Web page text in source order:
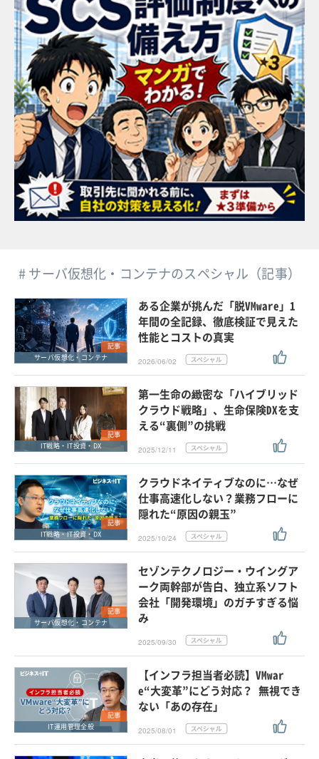
# サーバ仮想化・コンテナのスペシャル（記事）
記事
サーバ仮想化・コンテナ
ある企業が挑んだ「脱VMware」1
年間の全記録、徹底検証で見えた
性能とコストの真実
2026/06/02
記事
IT戦略・IT投資・DX
第一生命の緻密な「ハイブリッド
クラウド戦略」、生命保険DXを支
える“裏側”の挑戦
2025/12/11
記事
IT戦略・IT投資・DX
クラウドネイティブなのに…なぜ
仕事高速化しない？業務フローに
隠れた“原因の親玉”
2025/10/24
記事
サーバ仮想化・コンテナ
セゾンテクノロジー・ウイングア
ーク両幹部が告白、独立系ソフト
会社「開発環境」のガチすぎる悩
み
2025/09/30
記事
IT運用管理全般
【インフラ担当者必読】VMwar
e“大変革”にどう対応？ 無視でき
ない「あの存在」
2025/08/01